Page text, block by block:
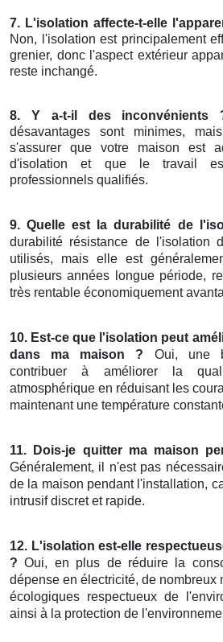
7. L'isolation affecte-t-elle
Non, l'isolation est principalement
grenier, donc l'aspect extérieur
reste inchangé.
8. Y a-t-il des inconvénients
désavantages sont minimes,
s'assurer que votre maison est
d'isolation et que le travail
professionnels qualifiés.
9. Quelle est la durabilité de
durabilité résistance de l'isolation
utilisés, mais elle est
plusieurs années longue période,
très rentable économiquement
10. Est-ce que l'isolation peut
dans ma maison ? Oui, une
contribuer à améliorer la
atmosphérique en réduisant les
maintenant une température
11. Dois-je quitter ma maison
Généralement, il n'est pas
de la maison pendant l'installation,
intrusif discret et rapide.
12. L'isolation est-elle
? Oui, en plus de réduire la
dépense en électricité, de nombreux
écologiques respectueux de
ainsi à la protection de